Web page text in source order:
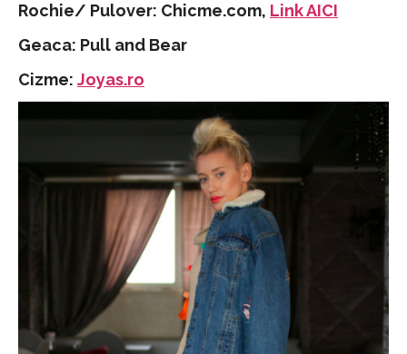
Rochie/ Pulover: Chicme.com, Link AICI
Geaca: Pull and Bear
Cizme: Joyas.ro